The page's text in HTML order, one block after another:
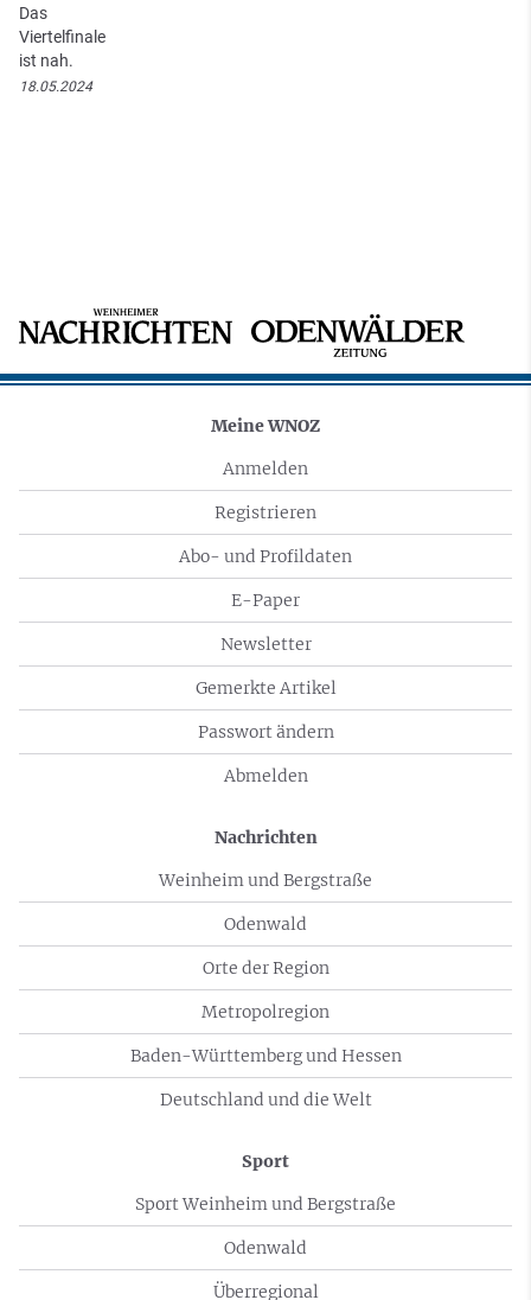
Das
Viertelfinale
ist nah.
18.05.2024
Meine WNOZ
Anmelden
Registrieren
Abo- und Profildaten
E-Paper
Newsletter
Gemerkte Artikel
Passwort ändern
Abmelden
Nachrichten
Weinheim und Bergstraße
Odenwald
Orte der Region
Metropolregion
Baden-Württemberg und Hessen
Deutschland und die Welt
Sport
Sport Weinheim und Bergstraße
Odenwald
Überregional